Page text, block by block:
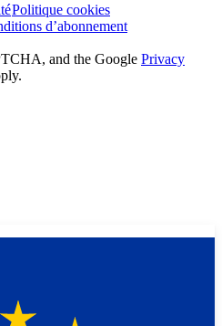
Politique cookies
d’abonnement
and the Google Privacy